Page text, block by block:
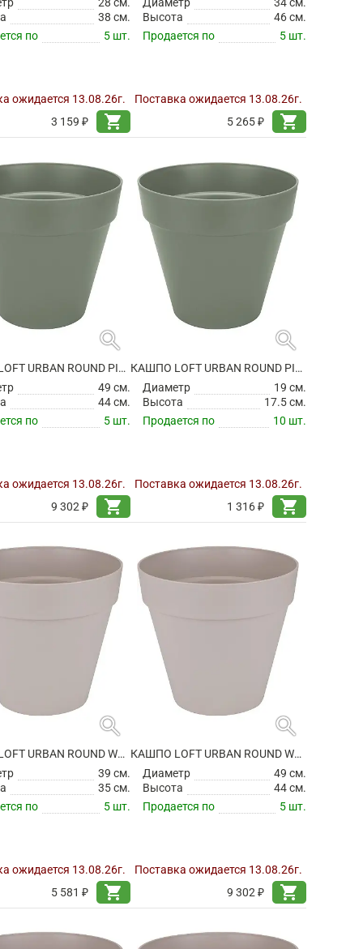
38 см.
по
5 шт.
ожидается 13.08.26г.
3 159 ₽
shopping_cart
Высота
46 см.
Продается по
5 шт.
Поставка ожидается 13.08.26г.
5 265 ₽
shopping_cart
search
КАШПО LOFT URBAN ROUND PISTACHIO GREEN НА КОЛЕСИКАХ
49 см.
44 см.
по
5 шт.
ожидается 13.08.26г.
9 302 ₽
shopping_cart
search
КАШПО LOFT URBAN ROUND PISTACHIO GREEN
Диаметр
19 см.
Высота
17.5 см.
Продается по
10 шт.
Поставка ожидается 13.08.26г.
1 316 ₽
shopping_cart
search
КАШПО LOFT URBAN ROUND WARM GREY НА КОЛЕСИКАХ
39 см.
35 см.
по
5 шт.
ожидается 13.08.26г.
5 581 ₽
shopping_cart
search
КАШПО LOFT URBAN ROUND WARM GREY НА КОЛЕСИКАХ
Диаметр
49 см.
Высота
44 см.
Продается по
5 шт.
Поставка ожидается 13.08.26г.
9 302 ₽
shopping_cart